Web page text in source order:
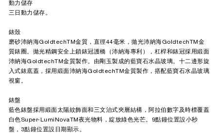
動力儲存
三日動力儲存。
錶殼
磨砂沛納海GoldtechTM金質，直徑44毫米，拋光沛納海GoldtechTM金
質錶圈。拋光精鋼安全上鎖錶冠護橋（沛納海專利），杠桿和錶冠採用緞面
沛納海GoldtechTM金質製作。由剛玉製成的藍寶石水晶玻璃。十二邊形旋
入式錶底蓋，採用緞面沛納海GoldtechTM金質製作，搭配藍寶石水晶玻璃
視窗。
錶盤
藍色錶盤採用緞面太陽紋飾面和三文治式夾層結構，阿拉伯數字及時標覆蓋
白色Super-LumiNovaTM夜光物料，綻放綠色光芒。9點鐘位置設小秒
盤，3點鐘位置設日期顯示。